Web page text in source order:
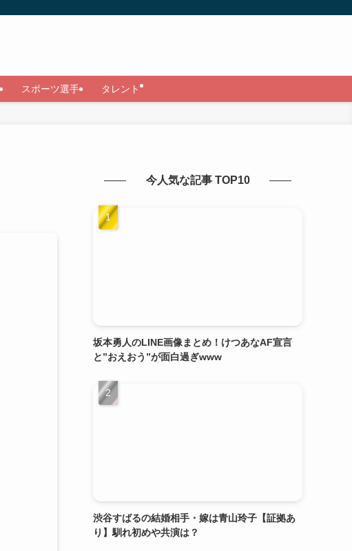
スポーツ選手 タレント
今人気な記事 TOP10
坂本勇人のLINE画像まとめ！けつあなAF宣言
と”おえおう”が面白過ぎwww
渋谷すばるの結婚相手・嫁は青山玲子【証拠あ
り】馴れ初めや共演は？